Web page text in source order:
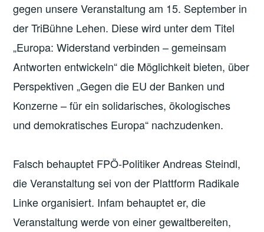
gegen unsere Veranstaltung am 15. September in
der TriBühne Lehen. Diese wird unter dem Titel
„Europa: Widerstand verbinden – gemeinsam
Antworten entwickeln“ die Möglichkeit bieten, über
Perspektiven „Gegen die EU der Banken und
Konzerne – für ein solidarisches, ökologisches
und demokratisches Europa“ nachzudenken.
Falsch behauptet FPÖ-Politiker Andreas Steindl,
die Veranstaltung sei von der Plattform Radikale
Linke organisiert. Infam behauptet er, die
Veranstaltung werde von einer gewaltbereiten,